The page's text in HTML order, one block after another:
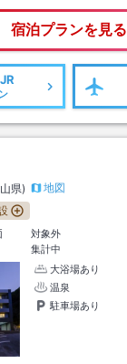
宿泊プランを見る
県)
地図
対象外
集計中
大浴場あり
温泉
駐車場あり